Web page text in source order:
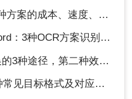
成本、速度、精度对比！
种OCR方案识别率实测！
途径，第二种效率最高！
标格式及对应操作方法！